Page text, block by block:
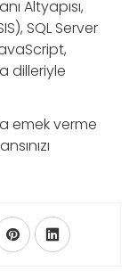
Altyapısı,
SQL Server
dilleriyle
emek verme